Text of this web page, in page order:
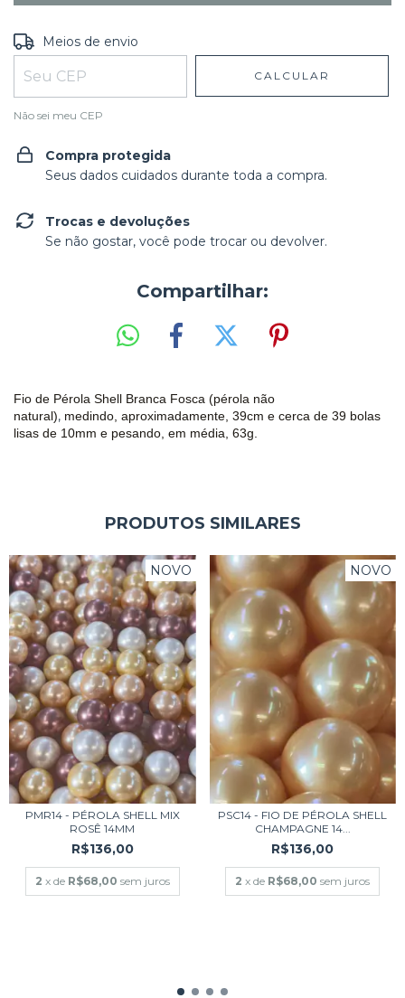
Entregas para o CEP:
Meios de envio
CALCULAR
Não sei meu CEP
Compra protegida
Seus dados cuidados durante toda a compra.
Trocas e devoluções
Se não gostar, você pode trocar ou devolver.
Compartilhar:
Fio de Pérola Shell Branca Fosca (pérola não
natural), medindo, aproximadamente, 39cm e cerca de 39 bolas
lisas de 10mm e pesando, em média, 63g.
PRODUTOS SIMILARES
NOVO
PMR14 - PÉROLA SHELL MIX
ROSÊ 14MM
R$136,00
2 x de R$68,00 sem juros
NOVO
PSC14 - FIO DE PÉROLA SHELL
CHAMPAGNE 14...
R$136,00
2 x de R$68,00 sem juros